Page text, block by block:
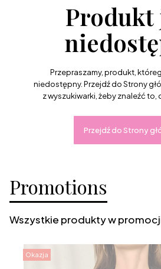
Produkt
Przepraszamy, produkt,
niedostępny. Przejdź do Strony
z wyszukiwarki, żeby znaleźć to,
Przejdź do Strony
Promotions
Wszystkie produkty w
Okazja